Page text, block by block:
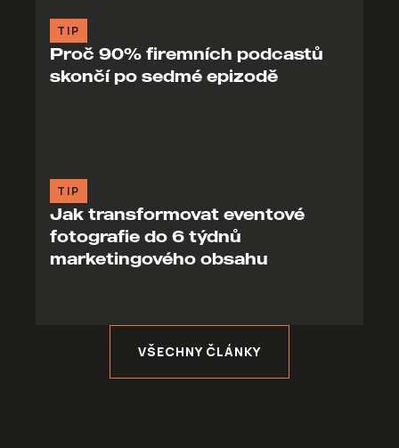
TIP
Proč 90% firemních podcastů
skončí po sedmé epizodě
TIP
Jak transformovat eventové
fotografie do 6 týdnů
marketingového obsahu
VŠECHNY ČLÁNKY